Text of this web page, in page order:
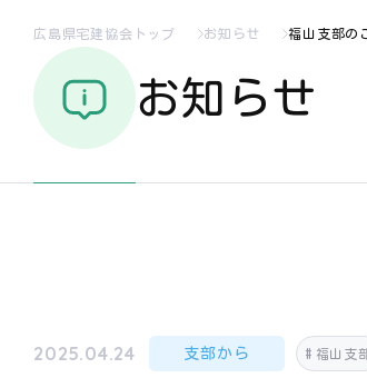
広島県宅建協会トップ お知らせ 福山支部の
お知らせ
2025.04.24 支部から 福山支